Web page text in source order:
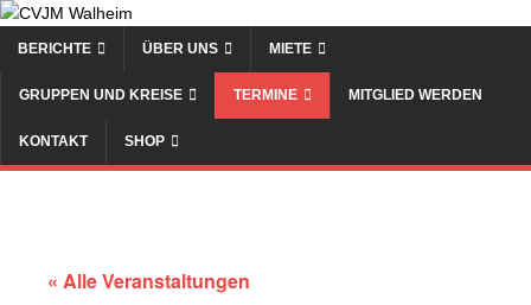
BERICHTE ÜBER UNS MIETE
GRUPPEN UND KREISE TERMINE MITGLIED WERDEN
KONTAKT SHOP
« Alle Veranstaltungen